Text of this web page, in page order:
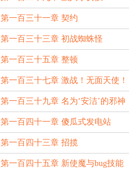
第一百三十一章 契约
第一百三十三章 初战蜘蛛怪
第一百三十五章 整顿
第一百三十七章 激战！无面天使！
第一百三十九章 名为‘安洁’的邪神
第一百四十一章 傻瓜式发电站
第一百四十三章 招揽
第一百四十五章 新使魔与bug技能